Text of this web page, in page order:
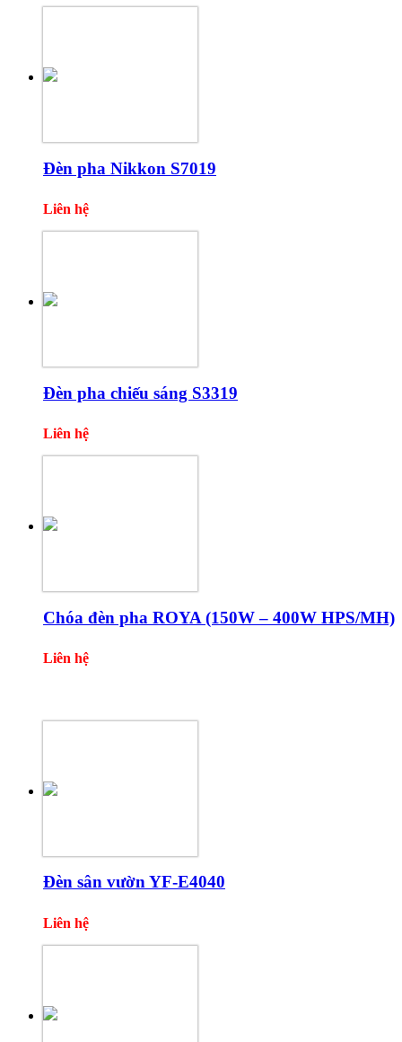
Đèn pha Nikkon S7019
Liên hệ
Đèn pha chiếu sáng S3319
Liên hệ
Chóa đèn pha ROYA (150W – 400W HPS/MH)
Liên hệ
Đèn sân vườn YF-E4040
Liên hệ